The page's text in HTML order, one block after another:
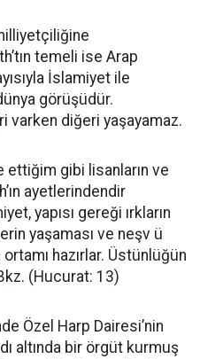
temeli ise Arap
İslamiyet ile
görüşüdür.
varken diğeri yaşayamaz.
ettiğim gibi lisanların ve
ayetlerindendir
yapısı gereği ırkların
yaşaması ve neşv ü
hazırlar. Üstünlüğün
(Hucurat: 13)
Özel Harp Dairesi’nin
altında bir örgüt kurmuş